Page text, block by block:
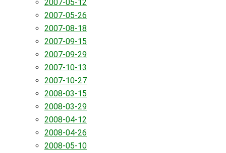
2007-05-12
2007-05-26
2007-08-18
2007-09-15
2007-09-29
2007-10-13
2007-10-27
2008-03-15
2008-03-29
2008-04-12
2008-04-26
2008-05-10